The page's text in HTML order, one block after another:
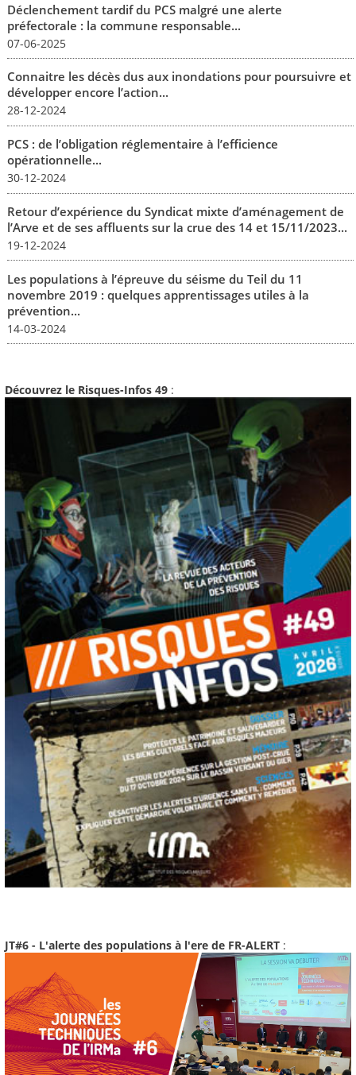
Déclenchement tardif du PCS malgré une alerte
préfectorale : la commune responsable...
07-06-2025
Connaitre les décès dus aux inondations pour poursuivre et
développer encore l’action...
28-12-2024
PCS : de l’obligation réglementaire à l’efficience
opérationnelle...
30-12-2024
Retour d’expérience du Syndicat mixte d’aménagement de
l’Arve et de ses affluents sur la crue des 14 et 15/11/2023...
19-12-2024
Les populations à l’épreuve du séisme du Teil du 11
novembre 2019 : quelques apprentissages utiles à la
prévention...
14-03-2024
Découvrez le Risques-Infos 49 :
JT#6 - L'alerte des populations à l'ere de FR-ALERT :